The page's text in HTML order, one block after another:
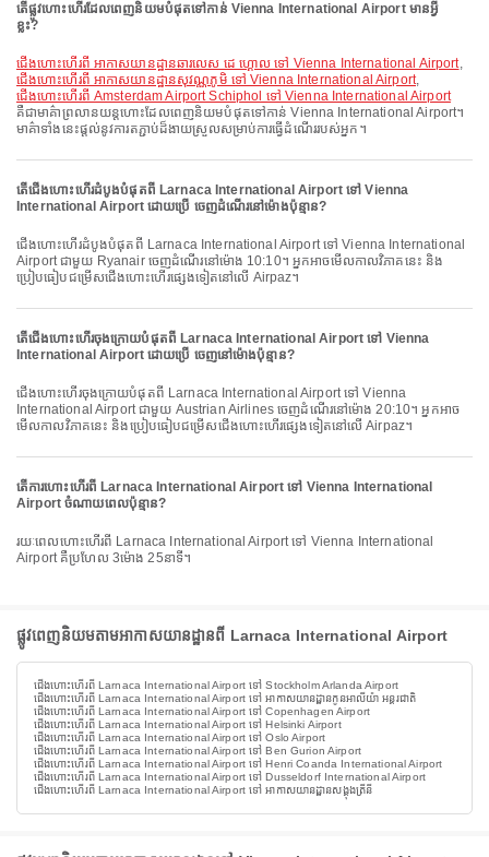
តើផ្លូវហោះហើរដែលពេញនិយមបំផុតទៅកាន់ Vienna International Airport មានអ្វី
ខ្លះ?
ជើងហោះហើរពី អាកាសយានដ្ឋានឆារលេស ដេ ហ្គោល ទៅ Vienna International Airport,
ជើងហោះហើរពី អាកាសយានដ្ឋានសុវណ្ណភូមិ ទៅ Vienna International Airport,
ជើងហោះហើរពី Amsterdam Airport Schiphol ទៅ Vienna International Airport
គឺជាមាគ៌ាព្រលានយន្តហោះដែលពេញនិយមបំផុតទៅកាន់ Vienna International Airport។
មាគ៌ាទាំងនេះផ្តល់នូវការតភ្ជាប់ដ៏ងាយស្រួលសម្រាប់ការធ្វើដំណើររបស់អ្នក។
តើជើងហោះហើរដំបូងបំផុតពី Larnaca International Airport ទៅ Vienna
International Airport ដោយប្រើ ចេញដំណើរនៅម៉ោងប៉ុន្មាន?
ជើងហោះហើរដំបូងបំផុតពី Larnaca International Airport ទៅ Vienna International
Airport ជាមួយ Ryanair ចេញដំណើរនៅម៉ោង 10:10។ អ្នកអាចមើលកាលវិភាគនេះ និង
ប្រៀបធៀបជម្រើសជើងហោះហើរផ្សេងទៀតនៅលើ Airpaz។
តើជើងហោះហើរចុងក្រោយបំផុតពី Larnaca International Airport ទៅ Vienna
International Airport ដោយប្រើ ចេញនៅម៉ោងប៉ុន្មាន?
ជើងហោះហើរចុងក្រោយបំផុតពី Larnaca International Airport ទៅ Vienna
International Airport ជាមួយ Austrian Airlines ចេញដំណើរនៅម៉ោង 20:10។ អ្នកអាច
មើលកាលវិភាគនេះ និងប្រៀបធៀបជម្រើសជើងហោះហើរផ្សេងទៀតនៅលើ Airpaz។
តើការហោះហើរពី Larnaca International Airport ទៅ Vienna International
Airport ចំណាយពេលប៉ុន្មាន?
រយៈពេលហោះហើរពី Larnaca International Airport ទៅ Vienna International
Airport គឺប្រហែល 3ម៉ោង 25នាទី។
ផ្លូវពេញនិយមតាមអាកាសយានដ្ឋានពី Larnaca International Airport
ជើងហោះហើរពី Larnaca International Airport ទៅ Stockholm Arlanda Airport
ជើងហោះហើរពី Larnaca International Airport ទៅ អាកាសយានដ្ឋានកូនអាលីយ៉ា អន្តរជាតិ
ជើងហោះហើរពី Larnaca International Airport ទៅ Copenhagen Airport
ជើងហោះហើរពី Larnaca International Airport ទៅ Helsinki Airport
ជើងហោះហើរពី Larnaca International Airport ទៅ Oslo Airport
ជើងហោះហើរពី Larnaca International Airport ទៅ Ben Gurion Airport
ជើងហោះហើរពី Larnaca International Airport ទៅ Henri Coanda International Airport
ជើងហោះហើរពី Larnaca International Airport ទៅ Dusseldorf International Airport
ជើងហោះហើរពី Larnaca International Airport ទៅ អាកាសយានដ្ឋានសង្តុងត្រីនី